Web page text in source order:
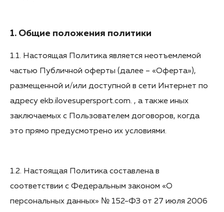
1. Общие положения политики
1.1. Настоящая Политика является неотъемлемой
частью Публичной оферты (далее – «Оферта»),
размещенной и/или доступной в сети Интернет по
адресу ekb.ilovesupersport.com. , а также иных
заключаемых с Пользователем договоров, когда
это прямо предусмотрено их условиями.
1.2. Настоящая Политика составлена в
соответствии с Федеральным законом «О
персональных данных» № 152-ФЗ от 27 июля 2006